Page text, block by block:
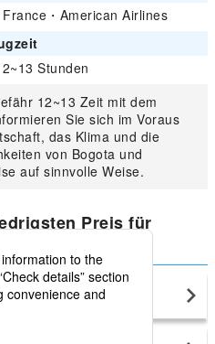
・ American Airlines
Stunden
12~13 Zeit mit dem
Sie sich im Voraus
das Klima und die
von Bogota und
auf sinnvolle Weise.
Preis für